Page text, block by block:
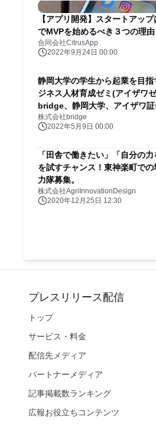
【アプリ開発】スタートアッ
でMVPを始めるべき３つの理由
合同会社CitrusApp
2022年9月24日 00:00
静岡大学の学生から起業を目
ジネス人材育成ゼミ(アイザワ
bridge、静岡大学、アイザワ
り開講決定
株式会社bridge
2022年5月9日 00:00
「田舎で働きたい」「自分の力
を試すチャンス！東神楽町で
力隊募集。
株式会社AgriInnovationDesign
2020年12月25日 12:30
プレスリリース配信
トップ
サービス・料金
配信先メディア
パートナーメディア
記事掲載数ランキング
広報お役立ちコンテンツ